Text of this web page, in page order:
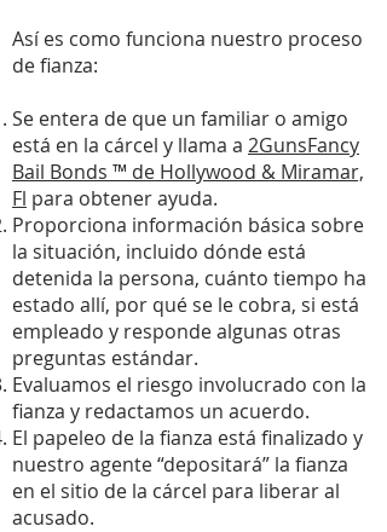
Así es como funciona nuestro proceso
de fianza:
Se entera de que un familiar o amigo
está en la cárcel y llama a 2GunsFancy
Bail Bonds ™ de Hollywood & Miramar,
Fl para obtener ayuda.
Proporciona información básica sobre
la situación, incluido dónde está
detenida la persona, cuánto tiempo ha
estado allí, por qué se le cobra, si está
empleado y responde algunas otras
preguntas estándar.
Evaluamos el riesgo involucrado con la
fianza y redactamos un acuerdo.
El papeleo de la fianza está finalizado y
nuestro agente “depositará” la fianza
en el sitio de la cárcel para liberar al
acusado.